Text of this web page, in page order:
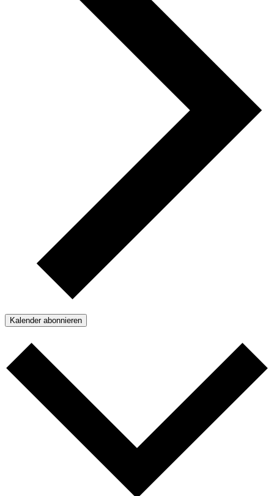
Kalender abonnieren